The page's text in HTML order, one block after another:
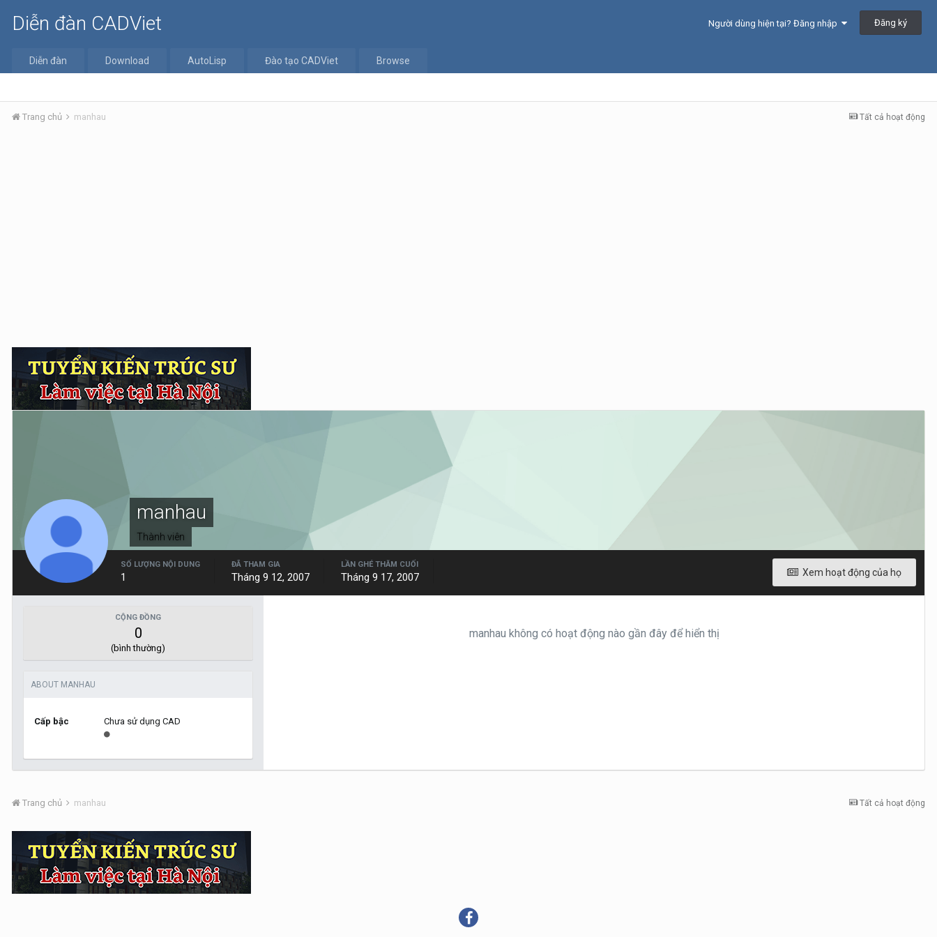
Diễn đàn CADViet Người dùng hiện tại? Đăng nhập Đăng ký
Diễn đàn Download AutoLisp Đào tạo CADViet Browse
Tất cả hoạt động
Trang chủ manhau
manhau
Thành viên
Xem hoạt động của họ
SỐ LƯỢNG NỘI DUNG
1
ĐÃ THAM GIA
Tháng 9 12, 2007
LẦN GHÉ THĂM CUỐI
Tháng 9 17, 2007
CỘNG ĐỒNG
0
(bình thường)
ABOUT MANHAU
Cấp bậc Chưa sử dụng CAD
manhau không có hoạt động nào gần đây để hiển thị
Tất cả hoạt động
Trang chủ manhau